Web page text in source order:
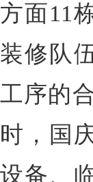
方面11
装修队
工序的
时，国
设备、